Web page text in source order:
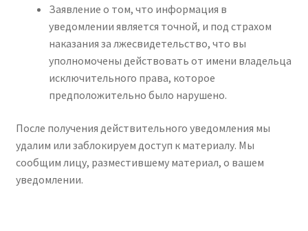
Заявление о том, что информация в
уведомлении является точной, и под страхом
наказания за лжесвидетельство, что вы
уполномочены действовать от имени владельца
исключительного права, которое
предположительно было нарушено.
После получения действительного уведомления мы
удалим или заблокируем доступ к материалу. Мы
сообщим лицу, разместившему материал, о вашем
уведомлении.